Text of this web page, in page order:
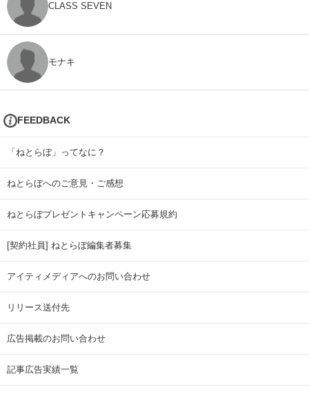
CLASS SEVEN
モナキ
FEEDBACK
「ねとらぼ」ってなに？
ねとらぼへのご意見・ご感想
ねとらぼプレゼントキャンペーン応募規約
[契約社員] ねとらぼ編集者募集
アイティメディアへのお問い合わせ
リリース送付先
広告掲載のお問い合わせ
記事広告実績一覧